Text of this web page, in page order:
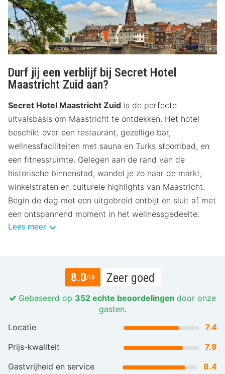
Durf jij een verblijf bij Secret Hotel
Maastricht Zuid aan?
Secret Hotel Maastricht Zuid is de perfecte
uitvalsbasis om Maastricht te ontdekken. Het hotel
beschikt over een restaurant, gezellige bar,
wellnessfaciliteiten met sauna en Turks stoombad, en
een fitnessruimte. Gelegen aan de rand van de
historische binnenstad, wandel je zo naar de markt,
winkelstraten en culturele highlights van Maastricht.
Begin de dag met een uitgebreid ontbijt en sluit af met
een ontspannend moment in het wellnessgedeelte.
Lees meer
8.0/10 Zeer goed
Gebaseerd op 352 echte beoordelingen door onze
gasten.
Locatie
7.4
Prijs-kwaliteit
7.9
Gastvrijheid en service
8.4